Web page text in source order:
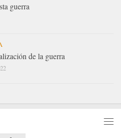
guerra
de la guerra